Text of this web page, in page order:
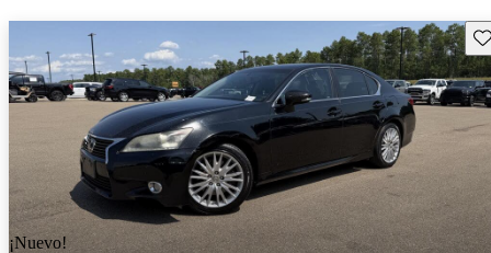
¡Nuevo!